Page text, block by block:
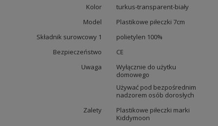
Kolor
turkus-transparent-biały
Model
Plastikowe piłeczki 7cm
Składnik surowcowy 1
polietylen 100%
Bezpieczeństwo
CE
Uwaga
Wyłącznie do użytku
domowego
Używać pod bezpośrednim
nadzorem osób dorosłych
Zalety
Plastikowe piłeczki marki
Kiddymoon